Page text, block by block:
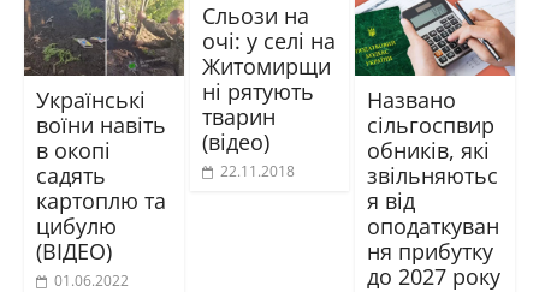
Українські
воїни навіть
в окопі
садять
картоплю та
цибулю
(ВІДЕО)
01.06.2022
Сльози на
очі: у селі на
Житомирщи
ні рятують
тварин
(відео)
22.11.2018
Названо
сільгоспвир
обників, які
звільняютьс
я від
оподаткуван
ня прибутку
до 2027 року